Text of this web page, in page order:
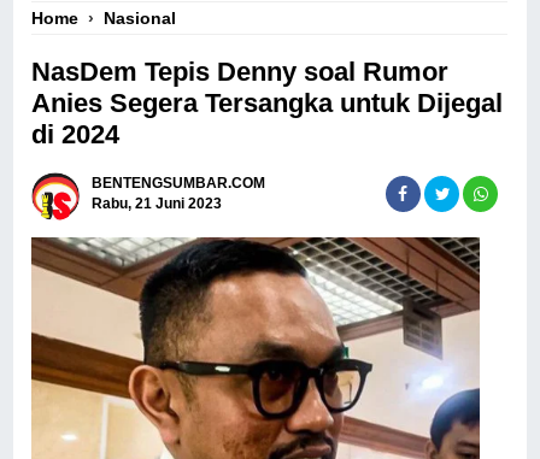
Home › Nasional
NasDem Tepis Denny soal Rumor
Anies Segera Tersangka untuk Dijegal
di 2024
BENTENGSUMBAR.COM
Rabu, 21 Juni 2023